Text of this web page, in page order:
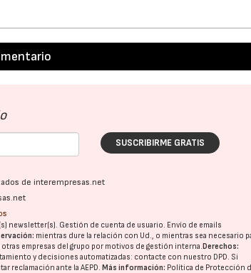
SUSCRIBIRME GRATIS
de interempresas.net
newsletter(s). Gestión de cuenta de usuario. Envío de emails
mientras dure la relación con Ud., o mientras sea necesario
otras empresas del grupo por motivos de gestión interna.Derechos:
y decisiones automatizadas: contacte con nuestro DPD. Si
reclamación ante laAEPD.Más información: Política de Protección